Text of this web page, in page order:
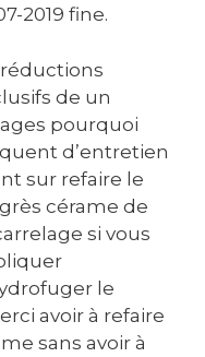
2019 fine.
de un
pourquoi
d’entretien
sur refaire le
cérame de
si vous
le
avoir à refaire
sans avoir à